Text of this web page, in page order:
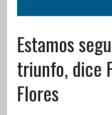
Estamos
triunfo, dice
Flores